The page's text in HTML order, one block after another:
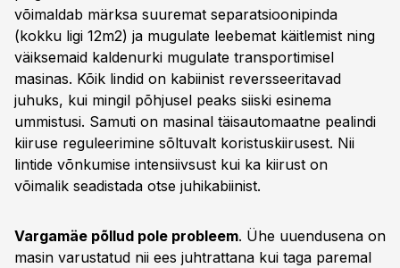
võimaldab märksa suuremat separatsioonipinda
(kokku ligi 12m2) ja mugulate leebemat käitlemist ning
väiksemaid kaldenurki mugulate transportimisel
masinas. Kõik lindid on kabiinist reversseeritavad
juhuks, kui mingil põhjusel peaks siiski esinema
ummistusi. Samuti on masinal täisautomaatne pealindi
kiiruse reguleerimine sõltuvalt koristuskiirusest. Nii
lintide võnkumise intensiivsust kui ka kiirust on
võimalik seadistada otse juhikabiinist.
Vargamäe põllud pole probleem. Ühe uuendusena on
masin varustatud nii ees juhtrattana kui taga paremal